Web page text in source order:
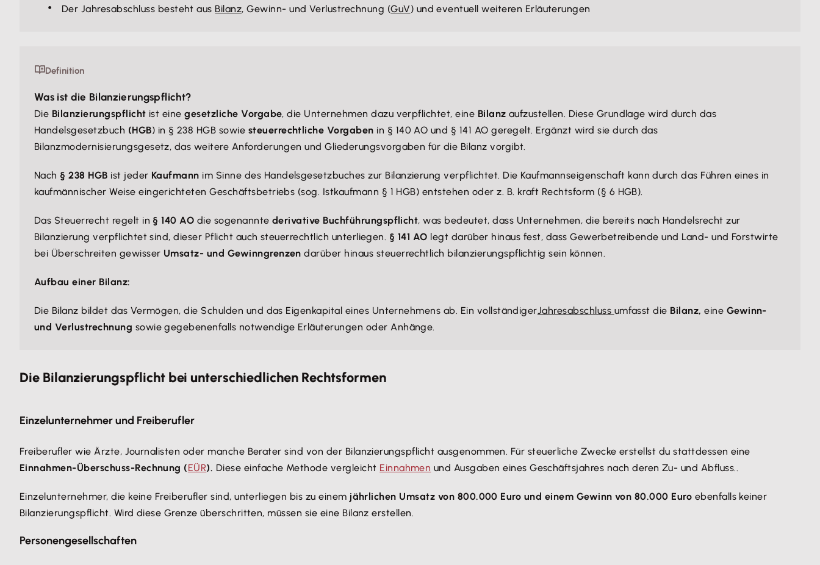
Der Jahresabschluss besteht aus Bilanz, Gewinn- und Verlustrechnung (GuV) und eventuell weiteren Erläuterungen
Definition
Was ist die Bilanzierungspflicht?
Die Bilanzierungspflicht ist einegesetzliche Vorgabe, die Unternehmen dazu verpflichtet, eine Bilanzaufzustellen. Diese Grundlage wird durch das
Handelsgesetzbuch (HGB) in § 238 HGB sowie steuerrechtliche Vorgaben in § 140 AO und § 141 AO geregelt. Ergänzt wird sie durch das
Bilanzmodernisierungsgesetz, das weitere Anforderungen und Gliederungsvorgaben für die Bilanz vorgibt.
Nach § 238 HGB ist jeder Kaufmann im Sinne des Handelsgesetzbuches zur Bilanzierung verpflichtet. Die Kaufmannseigenschaft kann durch das Führen eines in
kaufmännischer Weise eingerichteten Geschäftsbetriebs (sog. Istkaufmann § 1 HGB) entstehen oder z. B. kraft Rechtsform (§ 6 HGB).
Das Steuerrecht regelt in § 140 AO die sogenanntederivative Buchführungspflicht, was bedeutet, dass Unternehmen, die bereits nach Handelsrecht zur
Bilanzierung verpflichtet sind, dieser Pflicht auch steuerrechtlich unterliegen. § 141 AO legt darüber hinaus fest, dass Gewerbetreibende und Land- und Forstwirte
bei Überschreiten gewisser Umsatz- und Gewinngrenzen darüber hinaus steuerrechtlich bilanzierungspflichtig sein können.
Aufbau einer Bilanz:
Die Bilanz bildet das Vermögen, die Schulden und das Eigenkapital eines Unternehmens ab. Ein vollständigerJahresabschluss umfasst die Bilanz,eine Gewinn-
und Verlustrechnung sowie gegebenenfalls notwendige Erläuterungen oder Anhänge.
Die Bilanzierungspflicht bei unterschiedlichen Rechtsformen
Einzelunternehmer und Freiberufler
Freiberufler wie Ärzte, Journalisten oder manche Berater sind von der Bilanzierungspflicht ausgenommen. Für steuerliche Zwecke erstellst du stattdessen eine
Einnahmen-Überschuss-Rechnung (EÜR). Diese einfache Methode vergleicht Einnahmen und Ausgaben eines Geschäftsjahres nach deren Zu- und Abfluss..
Einzelunternehmer, die keine Freiberufler sind, unterliegen bis zu einem jährlichen Umsatz von 800.000 Euro und einem Gewinn von 80.000 Euro ebenfalls keiner
Bilanzierungspflicht. Wird diese Grenze überschritten, müssen sie eine Bilanz erstellen.
Personengesellschaften